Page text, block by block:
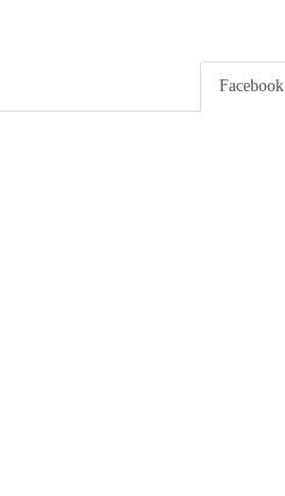
Facebook